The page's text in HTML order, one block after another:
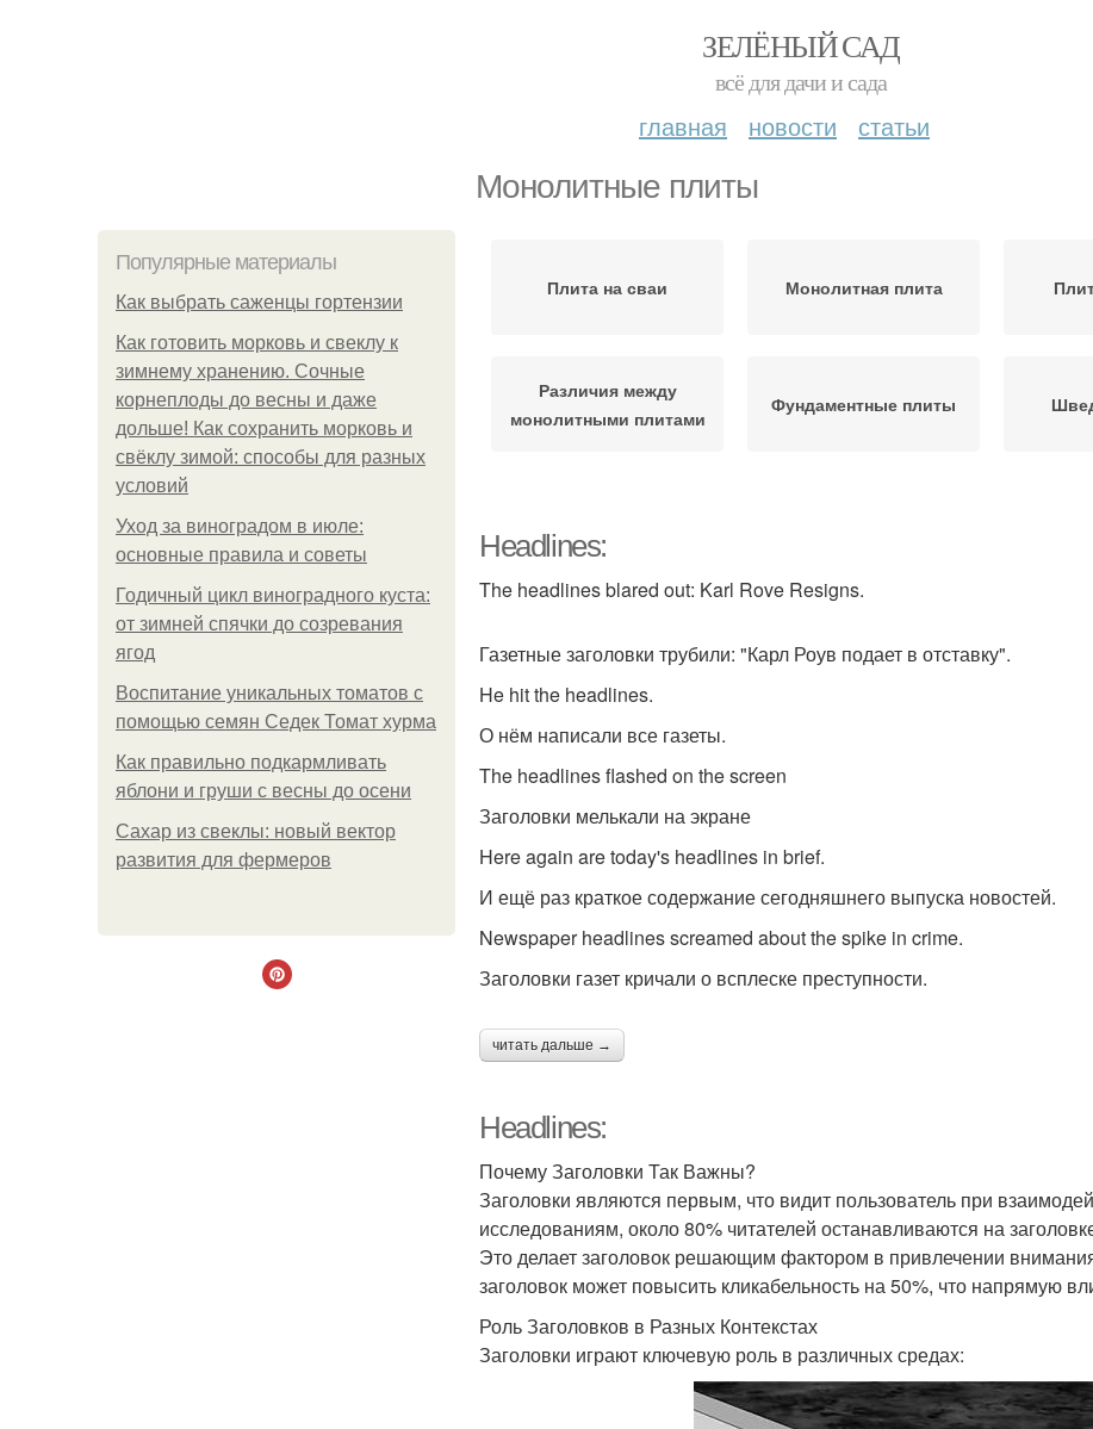
ЗЕЛЁНЫЙ САД
всё для дачи и сада
главная новости статьи
Монолитные плиты
Популярные материалы
Как выбрать саженцы гортензии
Как готовить морковь и свеклу к
зимнему хранению. Сочные
корнеплоды до весны и даже
дольше! Как сохранить морковь и
свёклу зимой: способы для разных
условий
Уход за виноградом в июле:
основные правила и советы
Годичный цикл виноградного куста:
от зимней спячки до созревания
ягод
Воспитание уникальных томатов с
помощью семян Седек Томат хурма
Как правильно подкармливать
яблони и груши с весны до осени
Сахар из свеклы: новый вектор
развития для фермеров
Плита на сваи Монолитная плита
Различия между
монолитными плитами
Фундаментные плиты
Headlines:
The headlines blared out: Karl Rove Resigns.
Газетные заголовки трубили: "Карл Роув подает в отставку".
He hit the headlines.
О нём написали все газеты.
The headlines flashed on the screen
Заголовки мелькали на экране
Here again are today's headlines in brief.
И ещё раз краткое содержание сегодняшнего выпуска новостей.
Newspaper headlines screamed about the spike in crime.
Заголовки газет кричали о всплеске преступности.
читать дальше →
Headlines:
Почему Заголовки Так Важны?
Заголовки являются первым, что видит пользователь при
исследованиям, около 80% читателей останавливаются на
Это делает заголовок решающим фактором в привлечении
заголовок может повысить кликабельность на 50%, что напрямую
Роль Заголовков в Разных Контекстах
Заголовки играют ключевую роль в различных средах: